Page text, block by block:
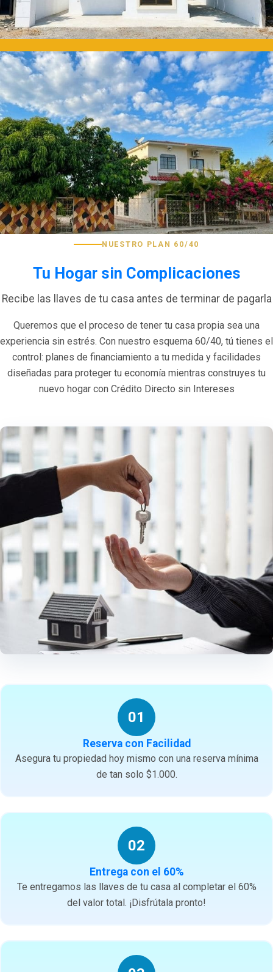
NUESTRO PLAN 60/40
Tu Hogar sin Complicaciones
Recibe las llaves de tu casa antes de terminar de pagarla
Queremos que el proceso de tener tu casa propia sea una
experiencia sin estrés. Con nuestro esquema 60/40, tú tienes el
control: planes de financiamiento a tu medida y facilidades
diseñadas para proteger tu economía mientras construyes tu
nuevo hogar con Crédito Directo sin Intereses
01
Reserva con Facilidad
Asegura tu propiedad hoy mismo con una reserva mínima
de tan solo $1.000.
02
Entrega con el 60%
Te entregamos las llaves de tu casa al completar el 60%
del valor total. ¡Disfrútala pronto!